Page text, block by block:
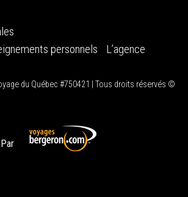
personnels
L’agence
du Québec #750421 | Tous droits réservés ©
Par